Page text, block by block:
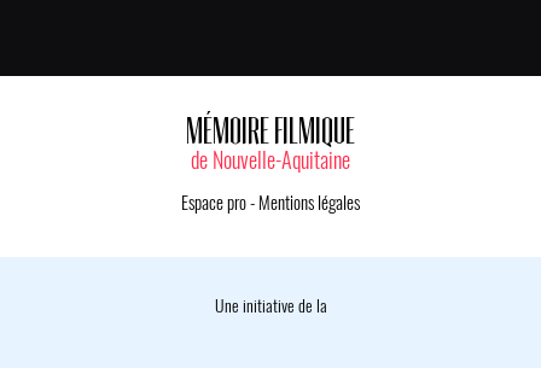
MÉMOIRE FILMIQUE
de Nouvelle-Aquitaine
Espace pro- Mentions légales
Une initiative de la